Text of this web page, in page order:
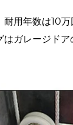
用年数は10
ガレージド